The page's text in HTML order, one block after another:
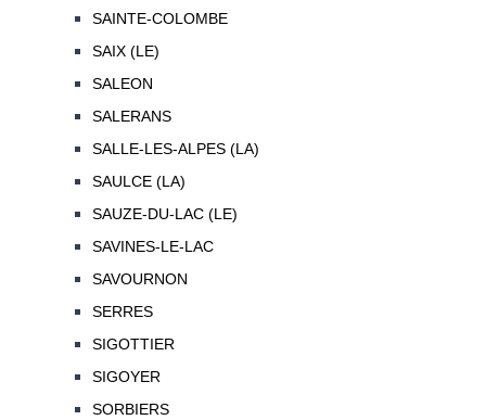
SAINTE-COLOMBE
SAIX (LE)
SALEON
SALERANS
SALLE-LES-ALPES (LA)
SAULCE (LA)
SAUZE-DU-LAC (LE)
SAVINES-LE-LAC
SAVOURNON
SERRES
SIGOTTIER
SIGOYER
SORBIERS